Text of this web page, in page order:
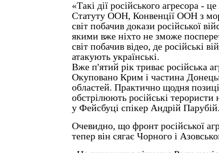
«Такі дії російського агресора -
Статуту ООН, Конвенції ООН з
світ побачив докази російської
якими вже ніхто не зможе
світ побачив відео, де російські
атакують українські.
Вже п'ятий рік триває російська
Окуповано Крим і частина
областей. Практично щодня
обстрілюють російські
у Фейсбуці спікер Андрій
Очевидно, що фронт російської
тепер він сягає Чорного і